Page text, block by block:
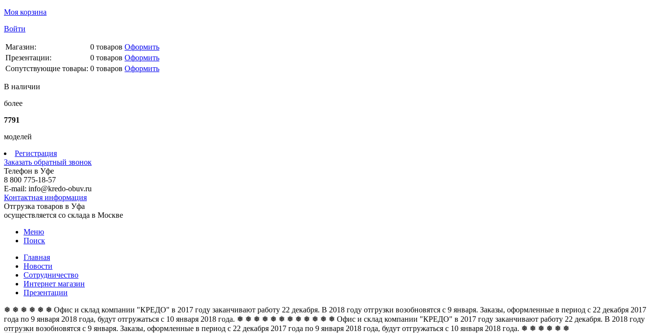
Моя корзина
Войти
Магазин: 0 товаров Оформить
Презентации:
0 товаров Оформить
Сопутствующие товары: 0 товаров Оформить
В наличии
более
7791
моделей
Регистрация
Заказать обратный звонок
Телефон в Уфе
8 800 775-18-57
E-mail: info@kredo-obuv.ru
Контактная информация
Отгрузка товаров в Уфа
осуществляется со склада в Москве
Меню
Поиск
Главная
Новости
Сотрудничество
Интернет магазин
Презентации
❅ ❅ ❅ ❅ ❅ ❅ Офис и склад компании "КРЕДО" в 2017 году заканчивают работу 22 декабря. В 2018 году отгрузки возобновятся с 9 января. Заказы, оформленные в период с 22 декабря 2017
года по 9 января 2018 года, будут отгружаться с 10 января 2018 года. ❅ ❅ ❅ ❅ ❅ ❅ ❅ ❅ ❅ ❅ ❅ ❅ Офис и склад компании "КРЕДО" в 2017 году заканчивают работу 22 декабря. В 2018 году
отгрузки возобновятся с 9 января. Заказы, оформленные в период с 22 декабря 2017 года по 9 января 2018 года, будут отгружаться с 10 января 2018 года. ❅ ❅ ❅ ❅ ❅ ❅